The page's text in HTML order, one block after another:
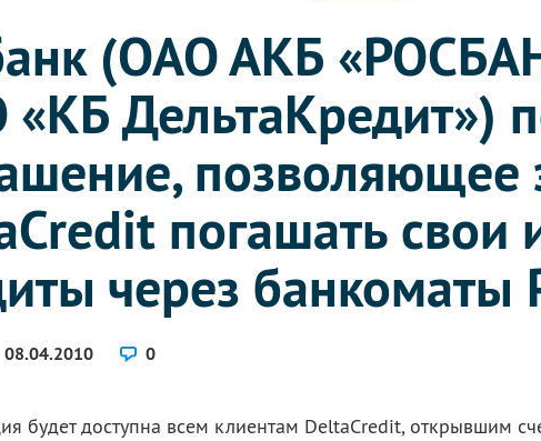
(ОАО АКБ
ДельтаКредит»)
погашать свои
через банкоматы
08.04.2010 0
будет доступна всем клиентам DeltaCredit, открывшим